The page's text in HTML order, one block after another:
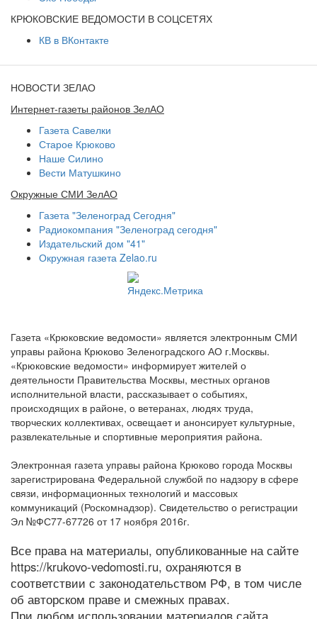
КРЮКОВСКИЕ ВЕДОМОСТИ В СОЦСЕТЯХ
КВ в ВКонтакте
НОВОСТИ ЗЕЛАО
Интернет-газеты районов ЗелАО
Газета Савелки
Старое Крюково
Наше Силино
Вести Матушкино
Окружные СМИ ЗелАО
Газета "Зеленоград Сегодня"
Радиокомпания "Зеленоград сегодня"
Издательский дом "41"
Окружная газета Zelao.ru
Газета «Крюковские ведомости» является электронным СМИ
управы района Крюково Зеленоградского АО г.Москвы.
«Крюковские ведомости» информирует жителей о
деятельности Правительства Москвы, местных органов
исполнительной власти, рассказывает о событиях,
происходящих в районе, о ветеранах, людях труда,
творческих коллективах, освещает и анонсирует культурные,
развлекательные и спортивные мероприятия района.
Электронная газета управы района Крюково города Москвы
зарегистрирована Федеральной службой по надзору в сфере
связи, информационных технологий и массовых
коммуникаций (Роскомнадзор). Свидетельство о регистрации
Эл №ФС77-67726 от 17 ноября 2016г.
Все права на материалы, опубликованные на сайте
https://krukovo-vedomosti.ru, охраняются в
соответствии с законодательством РФ, в том числе
об авторском праве и смежных правах.
При любом использовании материалов сайта,